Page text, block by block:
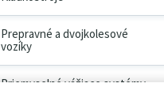
Prepravné a dvojkolesové
vozíky
Priemyselné vážiace systémy